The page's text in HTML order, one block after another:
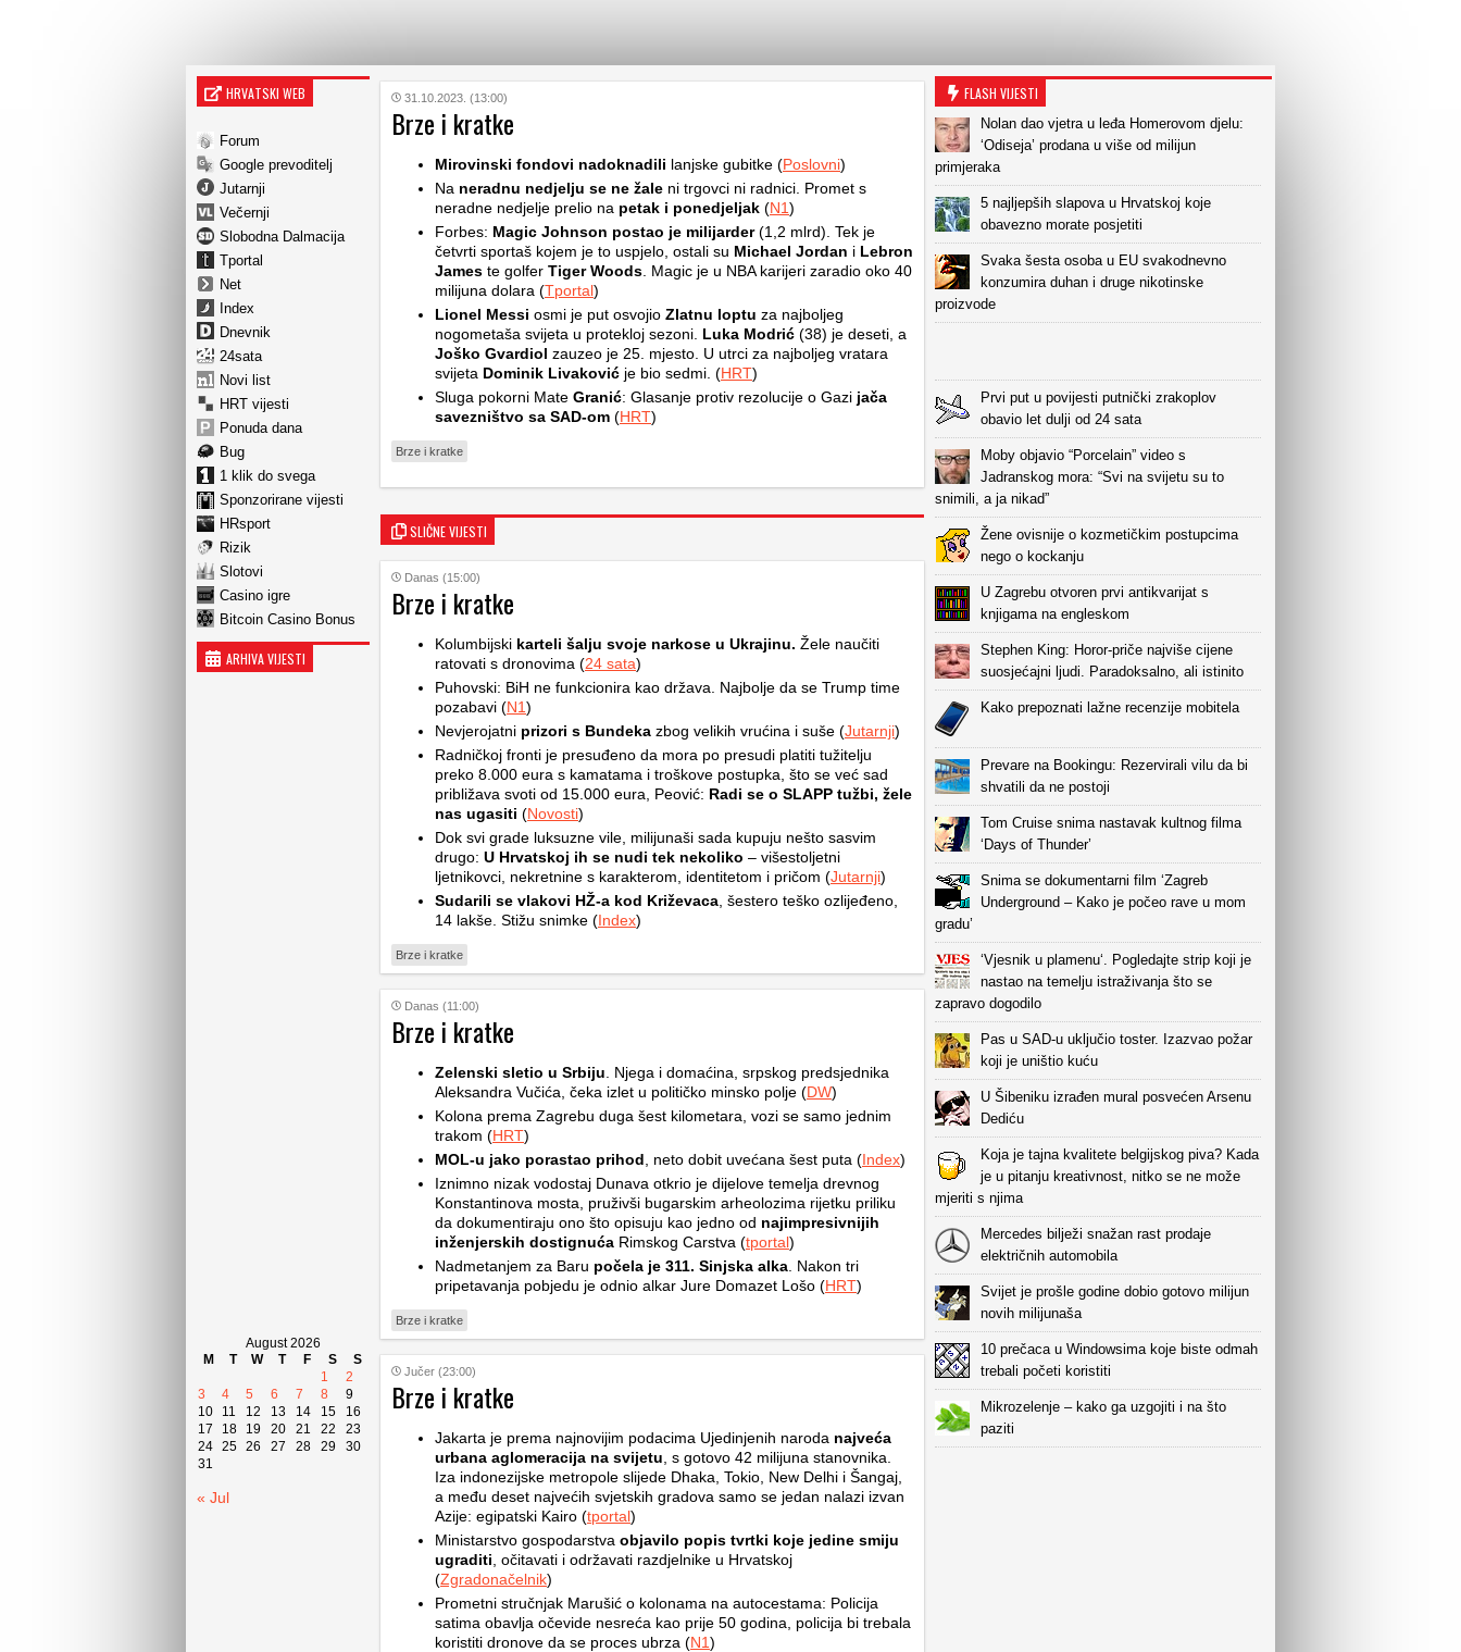
HRVATSKI WEB
Forum
Google prevoditelj
Jutarnji
Večernji
Slobodna Dalmacija
Tportal
Net
Index
Dnevnik
24sata
Novi list
HRT vijesti
Ponuda dana
Bug
1 klik do svega
Sponzorirane vijesti
HRsport
Rizik
Slotovi
Casino igre
Bitcoin Casino Bonus
ARHIVA VIJESTI
August 2026
M
T W T F S
S
1
2
3
4 5 6 7 8
9
10
11 12 13 14 15
16
17
18 19 20 21 22
23
24 25 26 27 28 29
30
31
« Jul
31.10.2023. (13:00)
Brze i kratke
Mirovinski fondovi nadoknadili lanjske gubitke (Poslovni)
Na neradnu nedjelju se ne žale ni trgovci ni radnici. Promet s
neradne nedjelje prelio na petak i ponedjeljak (N1)
Forbes: Magic Johnson postao je milijarder(1,2 mlrd). Tek je
četvrti sportaš kojem je to uspjelo, ostali su Michael Jordan i Lebron
James te golfer Tiger Woods . Magic je u NBA karijeri zaradio oko 40
milijuna dolara (Tportal)
Lionel Messi osmi je put osvojio Zlatnu loptu za najboljeg
nogometaša svijeta u protekloj sezoni. Luka Modrić (38) je deseti, a
Joško Gvardiol zauzeo je 25. mjesto. U utrci za najboljeg vratara
svijeta Dominik Livaković je bio sedmi. (HRT)
Sluga pokorni Mate Granić: Glasanje protiv rezolucije o Gazi jača
savezništvo sa SAD-om (HRT)
Brze i kratke
SLIČNE VIJESTI
Danas (15:00)
Brze i kratke
Kolumbijski karteli šalju svoje narkose u Ukrajinu. Žele naučiti
ratovati s dronovima (24 sata)
Puhovski: BiH ne funkcionira kao država. Najbolje da se Trump time
pozabavi (N1)
Nevjerojatni prizori s Bundeka zbog velikih vrućina i suše (Jutarnji)
Radničkoj fronti je presuđeno da mora po presudi platiti tužitelju
preko 8.000 eura s kamatama i troškove postupka, što se već sad
približava svoti od 15.000 eura, Peović: Radi se o SLAPP tužbi, žele
nas ugasiti (Novosti)
Dok svi grade luksuzne vile, milijunaši sada kupuju nešto sasvim
drugo: U Hrvatskoj ih se nudi tek nekoliko – višestoljetni
ljetnikovci, nekretnine s karakterom, identitetom i pričom (Jutarnji)
Sudarili se vlakovi HŽ-a kod Križevaca , šestero teško ozlijeđeno,
14 lakše. Stižu snimke (Index)
Brze i kratke
Danas (11:00)
Brze i kratke
Zelenski sletio u Srbiju . Njega i domaćina, srpskog predsjednika
Aleksandra Vučića, čeka izlet u političko minsko polje (DW)
Kolona prema Zagrebu duga šest kilometara, vozi se samo jednim
trakom (HRT)
MOL-u jako porastao prihod , neto dobit uvećana šest puta (Index)
Iznimno nizak vodostaj Dunava otkrio je dijelove temelja drevnog
Konstantinova mosta, pruživši bugarskim arheolozima rijetku priliku
da dokumentiraju ono što opisuju kao jedno od najimpresivnijih
inženjerskih dostignuća Rimskog Carstva (tportal)
Nadmetanjem za Baru počela je 311. Sinjska alka . Nakon tri
pripetavanja pobjedu je odnio alkar Jure Domazet Lošo (HRT)
Brze i kratke
Jučer (23:00)
Brze i kratke
Jakarta je prema najnovijim podacima Ujedinjenih naroda najveća
urbana aglomeracija na svijetu , s gotovo 42 milijuna stanovnika.
Iza indonezijske metropole slijede Dhaka, Tokio, New Delhi i Šangaj,
a među deset najvećih svjetskih gradova samo se jedan nalazi izvan
Azije: egipatski Kairo (tportal)
Ministarstvo gospodarstva objavilo popis tvrtki koje jedine smiju
ugraditi , očitavati i održavati razdjelnike u Hrvatskoj
(Zgradonačelnik)
Prometni stručnjak Marušić o kolonama na autocestama: Policija
satima obavlja očevide nesreća kao prije 50 godina, policija bi trebala
koristiti dronove da se proces ubrza (N1)
FLASH VIJESTI
Nolan dao vjetra u leđa Homerovom djelu:
‘Odiseja’ prodana u više od milijun
primjeraka
5 najljepših slapova u Hrvatskoj koje
obavezno morate posjetiti
Svaka šesta osoba u EU svakodnevno
konzumira duhan i druge nikotinske
proizvode
Prvi put u povijesti putnički zrakoplov
obavio let dulji od 24 sata
Moby objavio “Porcelain” video s
Jadranskog mora: “Svi na svijetu su to
snimili, a ja nikad”
Žene ovisnije o kozmetičkim postupcima
nego o kockanju
U Zagrebu otvoren prvi antikvarijat s
knjigama na engleskom
Stephen King: Horor-priče najviše cijene
suosjećajni ljudi. Paradoksalno, ali istinito
Kako prepoznati lažne recenzije mobitela
Prevare na Bookingu: Rezervirali vilu da bi
shvatili da ne postoji
Tom Cruise snima nastavak kultnog filma
‘Days of Thunder’
Snima se dokumentarni film ‘Zagreb
Underground – Kako je počeo rave u mom
gradu’
‘Vjesnik u plamenu‘. Pogledajte strip koji je
nastao na temelju istraživanja što se
zapravo dogodilo
Pas u SAD-u uključio toster. Izazvao požar
koji je uništio kuću
U Šibeniku izrađen mural posvećen Arsenu
Dediću
Koja je tajna kvalitete belgijskog piva? Kada
je u pitanju kreativnost, nitko se ne može
mjeriti s njima
Mercedes bilježi snažan rast prodaje
električnih automobila
Svijet je prošle godine dobio gotovo milijun
novih milijunaša
10 prečaca u Windowsima koje biste odmah
trebali početi koristiti
Mikrozelenje – kako ga uzgojiti i na što
paziti